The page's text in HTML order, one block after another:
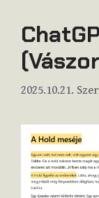
2025.10.21.